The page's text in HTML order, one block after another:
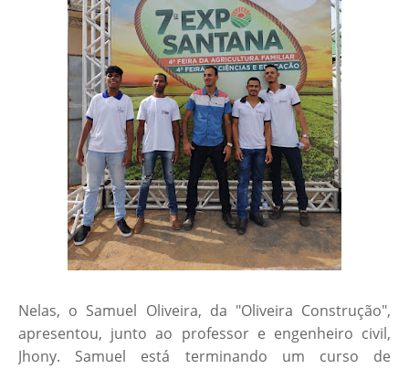
Nelas, o Samuel Oliveira, da "Oliveira Construção",
apresentou, junto ao professor e engenheiro civil,
Jhony. Samuel está terminando um curso de